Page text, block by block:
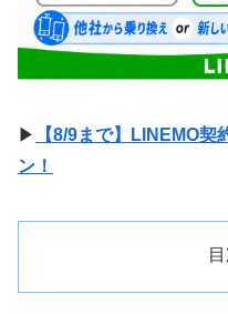
▶
【8/9まで】LINEMO
ン！